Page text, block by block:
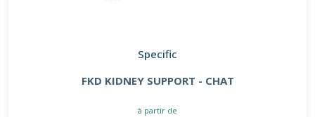
Specific
FKD KIDNEY SUPPORT - CHAT
à partir de